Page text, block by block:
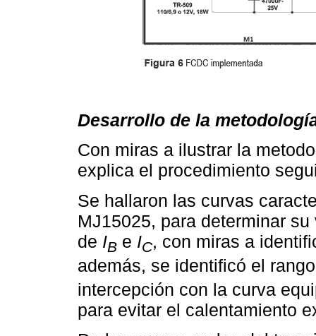
Desarrollo de la
Con miras a ilustrar la
explica el procedimiento
Se hallaron las curvas
MJ15025, para determinar
de IB e IC, con miras a
además, se identificó el
intercepción con la curva
para evitar el calentamiento